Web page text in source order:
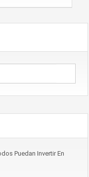
Puedan Invertir En